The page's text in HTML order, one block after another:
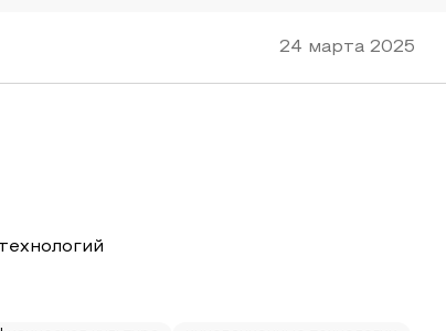
24 марта 2025